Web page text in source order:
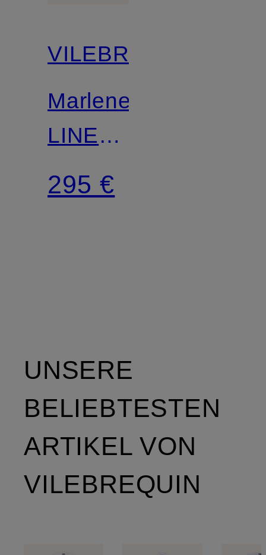
VILEBREQUIN
Marlenehose
LINE
aus
Spitze
295 €
UNSERE
BELIEBTESTEN
ARTIKEL VON
VILEBREQUIN